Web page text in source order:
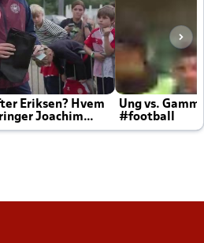
Eriksen? Hvem
Joachim
Ung vs.
#football